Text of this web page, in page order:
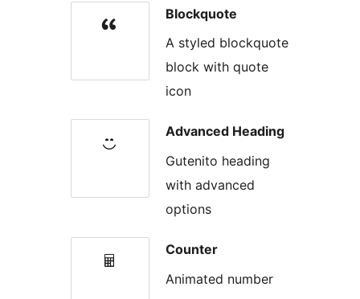
Blockquote
A styled blockquote
block with quote
icon
Advanced Heading
Gutenito heading
with advanced
options
Counter
Animated number